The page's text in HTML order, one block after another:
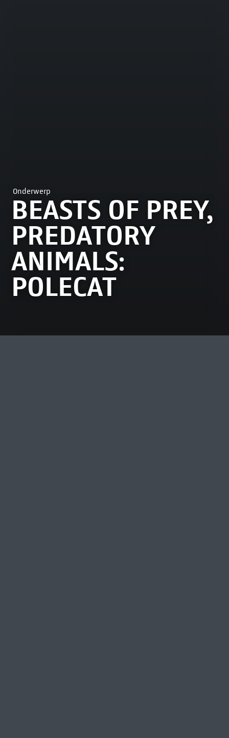
Onderwerp
BEASTS OF PREY,
PREDATORY
ANIMALS:
POLECAT